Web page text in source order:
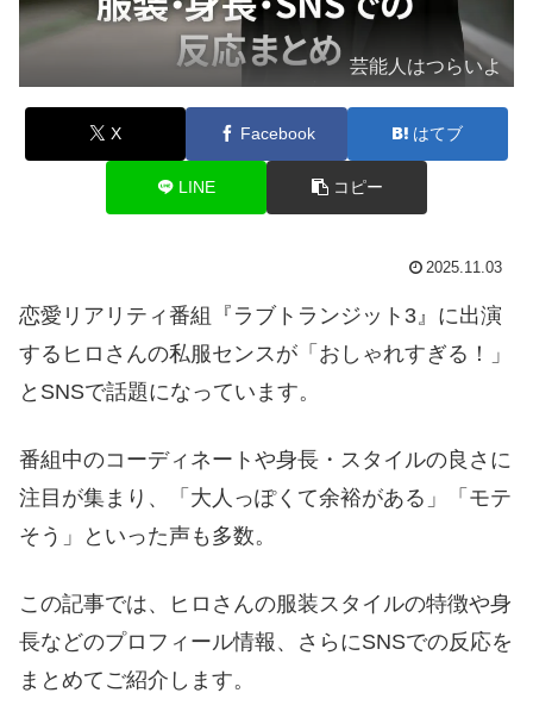
芸能人はつらいよ
X Facebook はてブ
LINE コピー
2025.11.03
恋愛リアリティ番組『ラブトランジット3』に出演
するヒロさんの私服センスが「おしゃれすぎる！」
とSNSで話題になっています。
番組中のコーディネートや身長・スタイルの良さに
注目が集まり、「大人っぽくて余裕がある」「モテ
そう」といった声も多数。
この記事では、ヒロさんの服装スタイルの特徴や身
長などのプロフィール情報、さらにSNSでの反応を
まとめてご紹介します。